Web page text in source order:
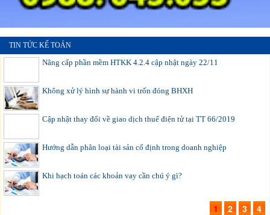
TIN TỨC KẾ TOÁN
Nâng cấp phần mềm HTKK 4.2.4 cập nhật ngày 22/11
Không xử lý hình sự hành vi trốn đóng BHXH
Cập nhật thay đổi về giao dịch thuế điện tử tại TT 66/2019
Hướng dẫn phân loại tài sản cố định trong doanh nghiệp
Khi hạch toán các khoản vay cần chú ý gì?
1 2 3 4